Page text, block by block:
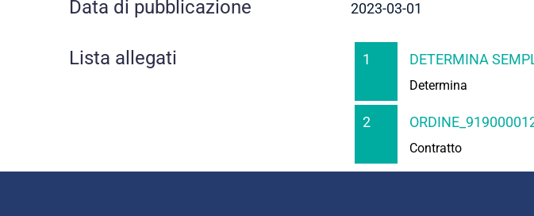
Data di pubblicazione 2023-03-01
Lista allegati 1 DETERMINA
Determina
2
Contratto